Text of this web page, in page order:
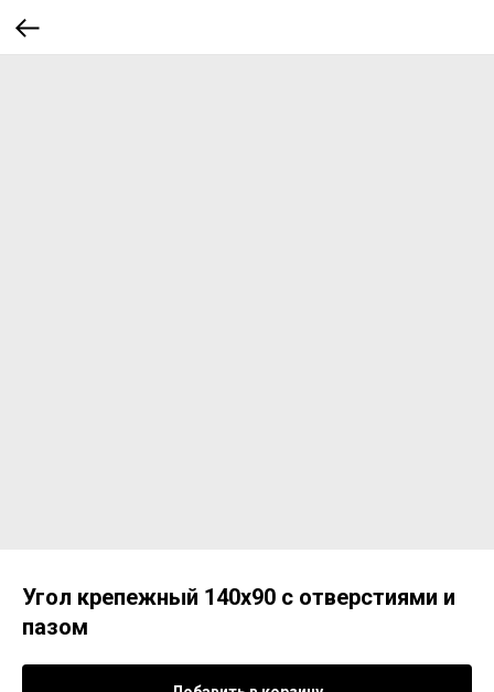
Угол крепежный 140х90 с отверстиями и
пазом